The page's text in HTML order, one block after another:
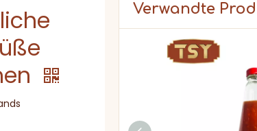
Verwandte